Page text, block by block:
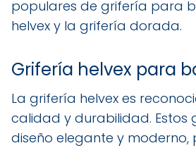
populares de grifería para
helvex y la grifería dorada.
Grifería helvex para
La grifería helvex es
calidad y durabilidad. Estos
diseño elegante y